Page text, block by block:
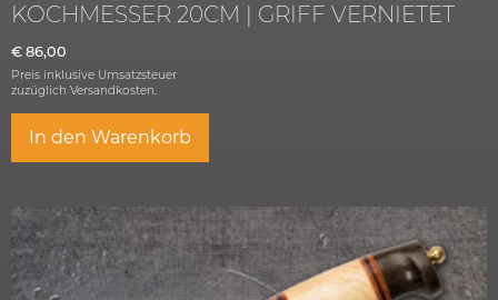
KOCHMESSER 20CM | GRIFF VERNIETET
€ 86,00
Preis inklusive Umsatzsteuer
zuzüglich Versandkosten.
In den Warenkorb